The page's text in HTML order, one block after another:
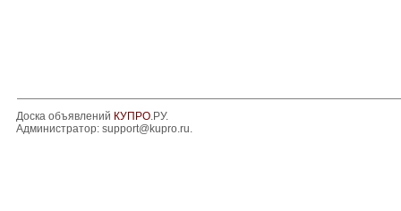
Доска объявлений КУПРО.РУ.
Администратор: support@kupro.ru.